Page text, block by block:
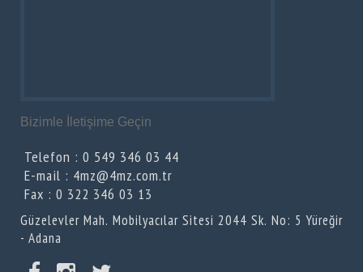
Bizimle İletişime Geçin
Telefon : 0 549 346 03 44
E-mail : 4mz@4mz.com.tr
Fax : 0 322 346 03 13
Güzelevler Mah. Mobilyacılar Sitesi 2044 Sk. No: 5 Yüreğir
- Adana